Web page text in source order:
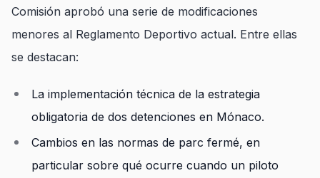
Comisión aprobó una serie de modificaciones
menores al Reglamento Deportivo actual. Entre ellas
se destacan:
La implementación técnica de la estrategia
obligatoria de dos detenciones en Mónaco.
Cambios en las normas de parc fermé, en
particular sobre qué ocurre cuando un piloto